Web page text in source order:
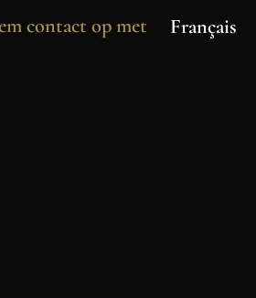
contact op met Français